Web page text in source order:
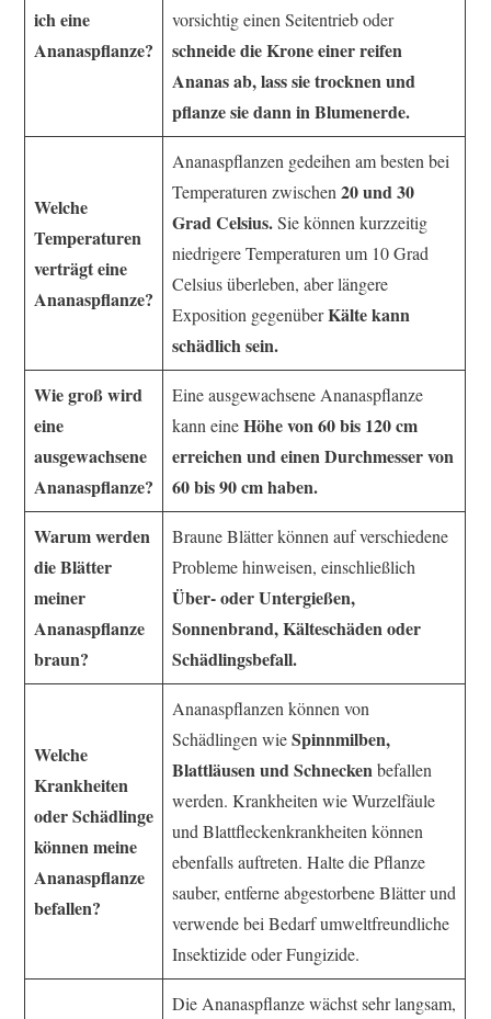
ich eine
Ananaspflanze?
vorsichtig einen Seitentrieb oder
schneide die Krone einer reifen
Ananas ab, lass sie trocknen und
pflanze sie dann in Blumenerde.
Welche
Temperaturen
verträgt eine
Ananaspflanze?
Ananaspflanzen gedeihen am besten bei
Temperaturen zwischen20 und 30
Grad Celsius.Sie können kurzzeitig
niedrigere Temperaturen um 10 Grad
Celsius überleben, aber längere
Exposition gegenüberKälte kann
schädlich sein.
Wie groß wird
eine
ausgewachsene
Ananaspflanze?
Eine ausgewachsene Ananaspflanze
kann eineHöhe von 60 bis 120 cm
erreichen und einen Durchmesser von
60 bis 90 cm haben.
Warum werden
die Blätter
meiner
Ananaspflanze
braun?
Braune Blätter können auf verschiedene
Probleme hinweisen, einschließlich
Über- oder Untergießen,
Sonnenbrand, Kälteschäden oder
Schädlingsbefall.
Welche
Krankheiten
oder Schädlinge
können meine
Ananaspflanze
befallen?
Ananaspflanzen können von
Schädlingen wieSpinnmilben,
Blattläusen und Schnecken befallen
werden. Krankheiten wie Wurzelfäule
und Blattfleckenkrankheiten können
ebenfalls auftreten. Halte die Pflanze
sauber, entferne abgestorbene Blätter und
verwende bei Bedarf umweltfreundliche
Insektizide oder Fungizide.
Die Ananaspflanze wächst sehr langsam,